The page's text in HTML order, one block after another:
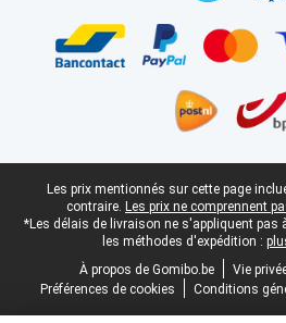
Pied-de-page légal
Les prix mentionnés sur cette page
contraire. Les prix ne comprennent
*Les délais de livraison ne s'appliquent
les méthodes d'expédition :
À propos de Gomibo.be
Vie
Préférences de cookies
Conditions